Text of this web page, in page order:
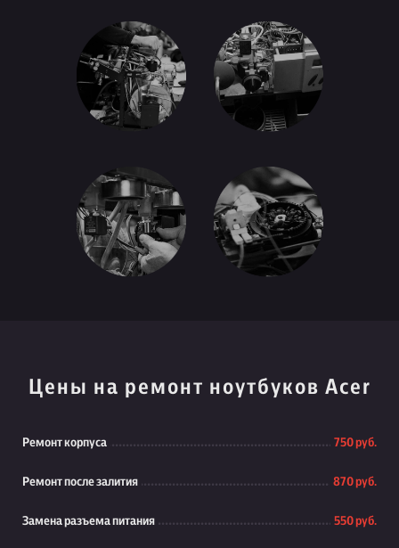
Цены на ремонт ноутбуков Acer
Ремонт корпуса 750 руб.
Ремонт после залития 870 руб.
Замена разъема питания 550 руб.